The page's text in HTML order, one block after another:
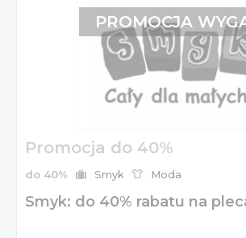
Promocja do 40%
do 40% Smyk Moda
Smyk: do 40% rabatu na
PROMOCJA